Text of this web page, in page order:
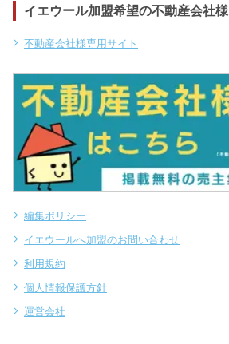
イエウール加盟希望の不動産会社様
不動産会社様専用サイト
編集ポリシー
イエウールへ加盟のお問い合わせ
利用規約
個人情報保護方針
運営会社